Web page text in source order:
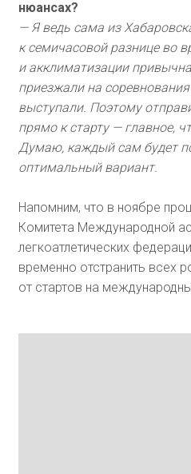
нюансах?
— Я ведь сама из
к семичасовой разнице во
и акклиматизации
приезжали на
выступали. Поэтому
прямо к старту — главное,
Думаю, каждый сам будет
оптимальный вариант.
Напомним, что в ноябре
Комитета Международной
легкоатлетических
временно отстранить всех
от стартов на